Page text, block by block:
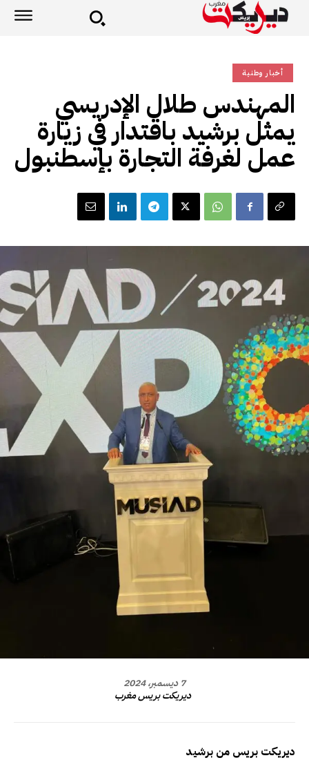
أخبار وطنية
المهندس طلال الإدريسي
يمثل برشيد باقتدار في زيارة
عمل لغرفة التجارة بإسطنبول
7 ديسمبر، 2024
ديريكت بريس مغرب
ديريكت بريس من برشيد